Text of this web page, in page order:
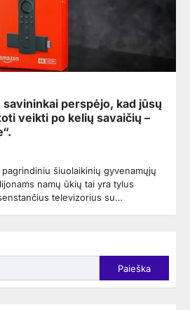
savininkai perspėjo, kad jūsų
veikti po kelių savaičių –
pagrindiniu šiuolaikinių gyvenamųjų
namų ūkių tai yra tylus
televizorius su…
Paieška